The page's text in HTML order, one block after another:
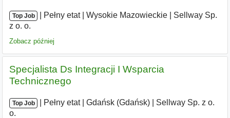
Top Job Pełny etat| Wysokie Mazowieckie
Sellway Sp.
z o. o.
Zobacz później
Specjalista Ds Integracji I Wsparcia
Technicznego
Top Job Pełny etat| Gdańsk (Gdańsk)
Sellway Sp. z o.
o.